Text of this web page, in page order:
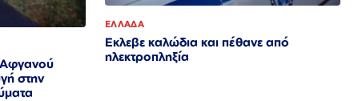
στην
ΕΛΛΑΔΑ
Εκλεβε καλώδια και πέθανε από
ηλεκτροπληξία